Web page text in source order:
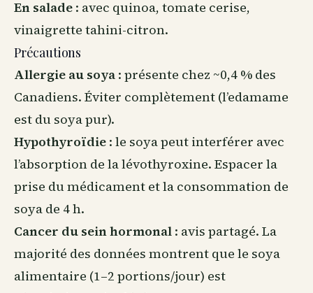
En salade : avec quinoa, tomate cerise,
vinaigrette tahini-citron.
Précautions
Allergie au soya : présente chez ~0,4 % des
Canadiens. Éviter complètement (l’edamame
est du soya pur).
Hypothyroïdie : le soya peut interférer avec
l’absorption de la lévothyroxine. Espacer la
prise du médicament et la consommation de
soya de 4 h.
Cancer du sein hormonal : avis partagé. La
majorité des données montrent que le soya
alimentaire (1–2 portions/jour) est